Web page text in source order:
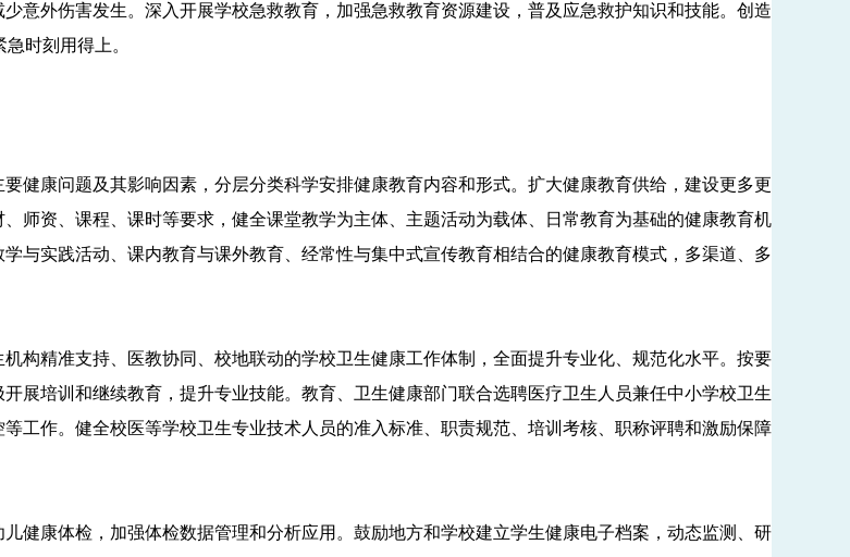
意外伤害发生。深入开展学校急救教育，加强急救教育资源建设，普及应急救护知识和技能。创造
时刻用得上。
康问题及其影响因素，分层分类科学安排健康教育内容和形式。扩大健康教育供给，建设更多更
师资、课程、课时等要求，健全课堂教学为主体、主题活动为载体、日常教育为基础的健康教育机
与实践活动、课内教育与课外教育、经常性与集中式宣传教育相结合的健康教育模式，多渠道、多
精准支持、医教协同、校地联动的学校卫生健康工作体制，全面提升专业化、规范化水平。按要
展培训和继续教育，提升专业技能。教育、卫生健康部门联合选聘医疗卫生人员兼任中小学校卫生
工作。健全校医等学校卫生专业技术人员的准入标准、职责规范、培训考核、职称评聘和激励保障
康体检，加强体检数据管理和分析应用。鼓励地方和学校建立学生健康电子档案，动态监测、研